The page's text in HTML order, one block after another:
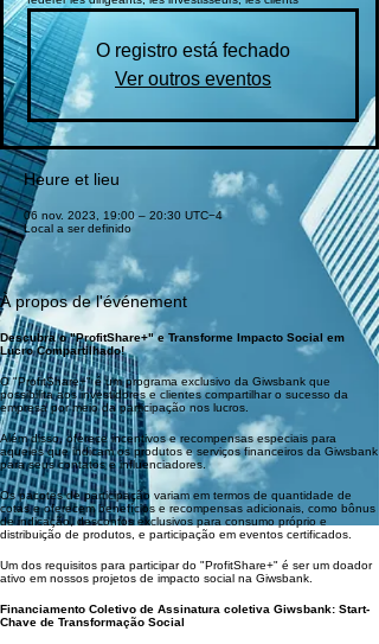
O registro está fechado
Ver outros eventos
Heure et lieu
06 nov. 2023, 19:00 – 20:30 UTC−4
Local a ser definido
À propos de l'événement
Descubra o "ProfitShare+" e Transforme Impacto Social em
Lucro Compartilhado!
O "ProfitShare+" é um programa exclusivo da Giwsbank que
possibilita aos investidores e clientes compartilhar o sucesso da
empresa por meio da participação nos lucros.
Além disso, oferece incentivos e recompensas especiais para
aqueles que indicam os produtos e serviços financeiros da Giwsbank
para seus contatos e influenciadores.
Os pacotes de participação variam em termos de quantidade de
cotas e oferecem benefícios e recompensas adicionais, como bônus
de indicação, descontos exclusivos para consumo próprio e
distribuição de produtos, e participação em eventos certificados.
Um dos requisitos para participar do "ProfitShare+" é ser um doador
ativo em nossos projetos de impacto social na Giwsbank.
Financiamento Coletivo de Assinatura coletiva Giwsbank: Start-
Chave de Transformação Social